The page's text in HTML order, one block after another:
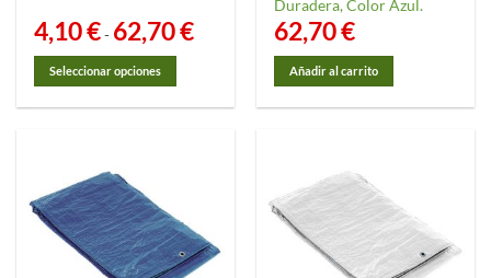
4,10€- 62,70€Rango
de
62,70 €
Seleccionar opciones
variantes.
Las
opciones
Duradera, Color Azul.
62,70€
Añadir al carrito